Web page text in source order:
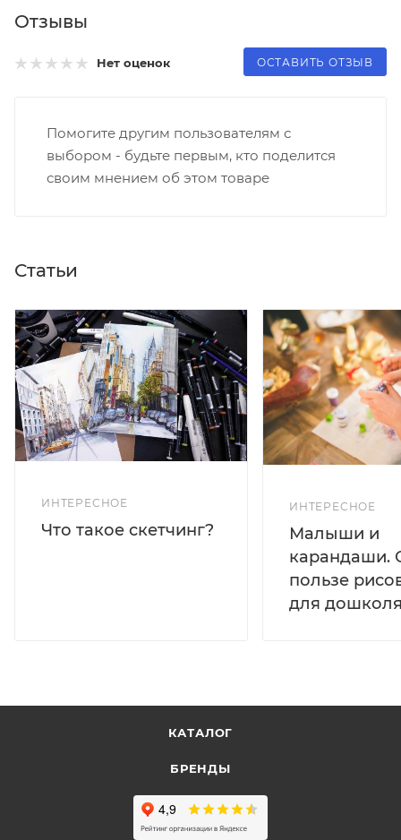
Отзывы
Нет оценок ОСТАВИТЬ ОТЗЫВ
Помогите другим пользователям с
выбором - будьте первым, кто поделится
своим мнением об этом товаре
Статьи
ИНТЕРЕСНОЕ
Что такое скетчинг?
ИНТЕРЕСНОЕ
Малыши и
карандаши.
пользе
для
КАТАЛОГ
БРЕНДЫ